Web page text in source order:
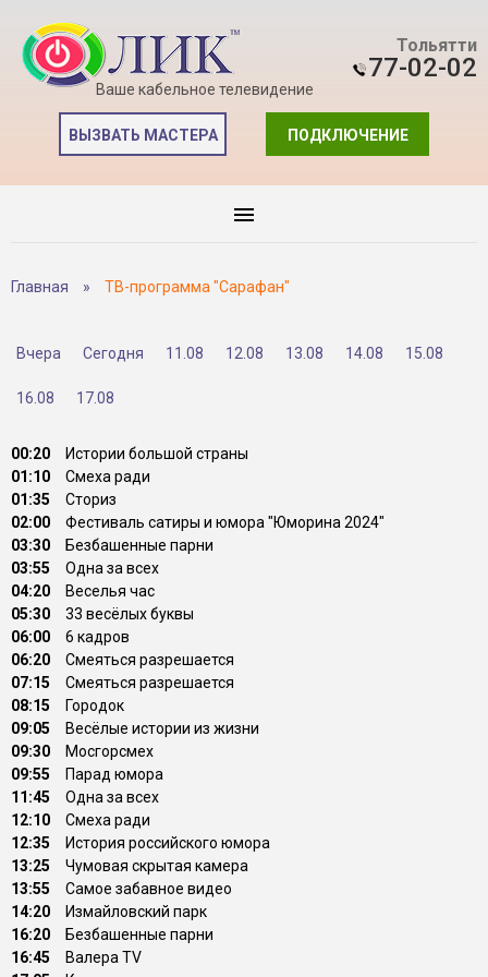
Ваше кабельное телевидение
Тольятти
77-02-02
ПОДКЛЮЧЕНИЕ
ВЫЗВАТЬ МАСТЕРА
Главная » ТВ-программа "Сарафан"
Вчера Сегодня 11.08 12.08 13.08 14.08 15.08
16.08 17.08
00:20
Истории большой страны
01:10
Смеха ради
01:35
Сториз
02:00
Фестиваль сатиры и юмора "Юморина 2024"
03:30
Безбашенные парни
03:55
Одна за всех
04:20
Веселья час
05:30
33 весёлых буквы
06:00
6 кадров
06:20
Смеяться разрешается
07:15
Смеяться разрешается
08:15
Городок
09:05
Весёлые истории из жизни
09:30
Мосгорсмех
09:55
Парад юмора
11:45
Одна за всех
12:10
Смеха ради
12:35
История российского юмора
13:25
Чумовая скрытая камера
13:55
Самое забавное видео
14:20
Измайловский парк
16:20
Безбашенные парни
16:45
Валера TV